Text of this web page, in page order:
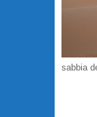
sabbia